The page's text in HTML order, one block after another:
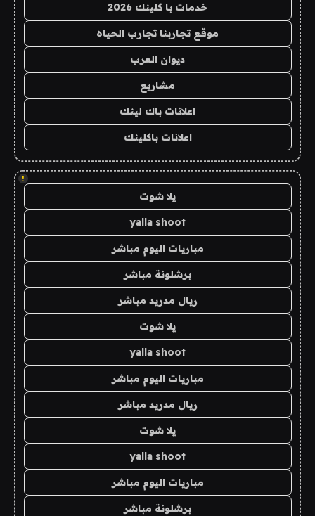
خدمات با كلينك 2026
موقع تجاربنا تجارب الحياه
ديوان العرب
مشاريع
اعلانات باك لينك
اعلانات باكلينك
!
يلا شوت
yalla shoot
مباريات اليوم مباشر
برشلونة مباشر
ريال مدريد مباشر
يلا شوت
yalla shoot
مباريات اليوم مباشر
ريال مدريد مباشر
يلا شوت
yalla shoot
مباريات اليوم مباشر
برشلونة مباشر